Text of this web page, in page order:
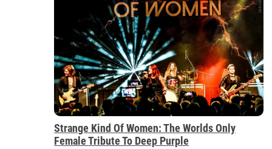
Strange Kind Of Women: The Worlds Only
Female Tribute To Deep Purple